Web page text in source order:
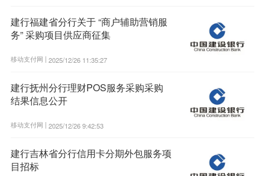
建行福建省分行关于 “商户辅助营销服
务” 采购项目供应商征集
移动支付网 | 2025/12/26 11:35:27
建行抚州分行理财POS服务采购采购
结果信息公开
移动支付网 | 2025/12/26 9:42:53
建行吉林省分行信用卡分期外包服务项
目招标